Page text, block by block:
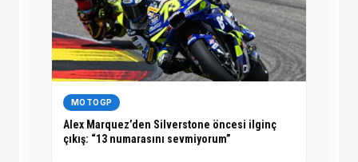
MOTOGP
Alex Marquez’den Silverstone öncesi ilginç
çıkış: “13 numarasını sevmiyorum”